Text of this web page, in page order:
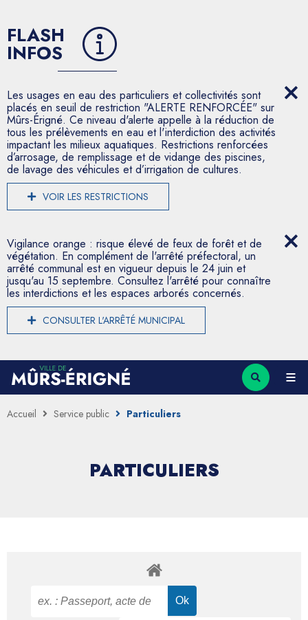
FLASH
INFOS
Les usages en eau des particuliers et collectivités sont
placés en seuil de restriction "ALERTE RENFORCÉE" sur
Mûrs-Érigné. Ce niveau d'alerte appelle à la réduction de
tous les prélèvements en eau et l'interdiction des activités
impactant les milieux aquatiques. Restrictions renforcées
d’arrosage, de remplissage et de vidange des piscines,
de lavage des véhicules et d’irrigation de cultures.
VOIR LES RESTRICTIONS
Vigilance orange : risque élevé de feux de forêt et de
végétation. En complément de l'arrêté préfectoral, un
arrêté communal est en vigueur depuis le 24 juin et
jusqu'au 15 septembre. Consultez l'arrêté pour connaître
les interdictions et les espaces arborés concernés.
CONSULTER L'ARRÊTÉ MUNICIPAL
Accueil Service public Particuliers
PARTICULIERS